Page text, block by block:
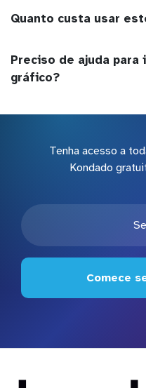
Quanto custa usar
Preciso de ajuda
gráfico?
Tenha acesso a
Kondado
Comece